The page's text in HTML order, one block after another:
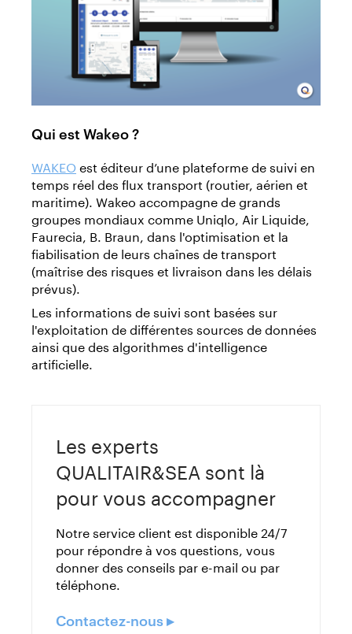
Qui est Wakeo ?
WAKEOest éditeur d’une plateforme de suivi en
temps réel des flux transport (routier, aérien et
maritime). Wakeo accompagne de grands
groupes mondiaux comme Uniqlo, Air Liquide,
Faurecia, B. Braun, dans l'optimisation et la
fiabilisation de leurs chaînes de transport
(maîtrise des risques et livraison dans les délais
prévus).
Les informations de suivi sont basées sur
l'exploitation de différentes sources de données
ainsi que des algorithmes d'intelligence
artificielle.
Les experts
QUALITAIR&SEA sont là
pour vous accompagner
Notre service client est disponible 24/7
pour répondre à vos questions, vous
donner des conseils par e-mail ou par
téléphone.
Contactez-nous ▸